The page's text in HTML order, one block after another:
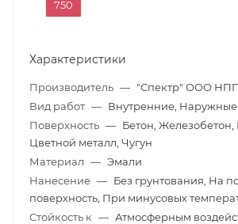
750
Характеристики
Производитель — "Спектр" ООО
Вид работ — Внутренние, Наружные
Поверхность — Бетон, Железобетон,
Цветной металл, Чугун
Материал — Эмали
Нанесение — Без грунтования, На
поверхность, При минусовых
Стойкость к — Атмосферным